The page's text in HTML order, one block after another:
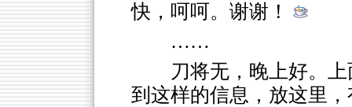
快，呵呵。谢谢！
……
刀将无，晚上好。
到这样的信息，放这里